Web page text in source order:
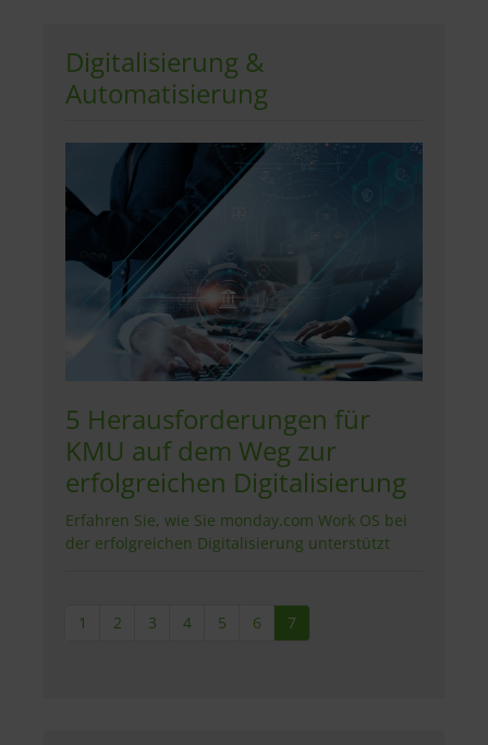
Digitalisierung &
Automatisierung
5 Herausforderungen für
KMU auf dem Weg zur
erfolgreichen Digitalisierung
Erfahren Sie, wie Sie monday.com Work OS bei
der erfolgreichen Digitalisierung unterstützt
1 2 3 4 5 6 7